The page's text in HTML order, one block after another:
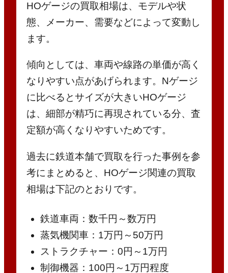
HOゲージの買取相場は、モデルや状
態、メーカー、需要などによって変動し
ます。
傾向としては、車両や線路の単価が高く
なりやすい点があげられます。Nゲージ
に比べるとサイズが大きいHOゲージ
は、細部が精巧に再現されている分、査
定額が高くなりやすいためです。
過去に鉄道本舗で買取を行った事例を参
考にまとめると、HOゲージ関連の買取
相場は下記のとおりです。
鉄道車両：数千円～数万円
蒸気機関車：1万円～50万円
ストラクチャー：0円～1万円
制御機器：100円～1万円程度